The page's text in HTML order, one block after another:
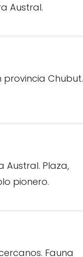
Austral.
provincia Chubut.
Austral. Plaza,
pionero.
Fauna